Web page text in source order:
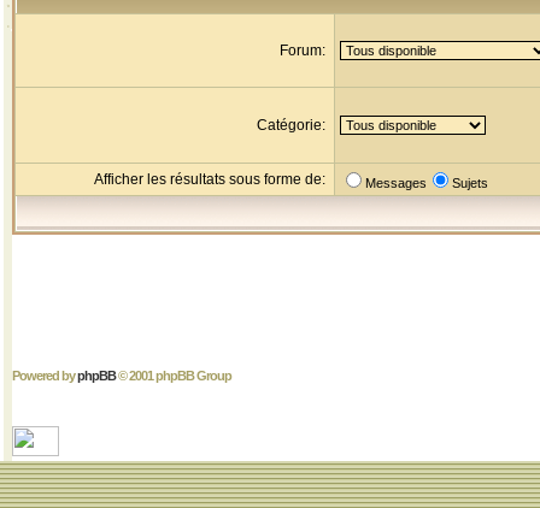
Forum:
Catégorie:
Afficher les résultats sous forme de: Messages Sujets
Powered byphpBB© 2001 phpBB Group